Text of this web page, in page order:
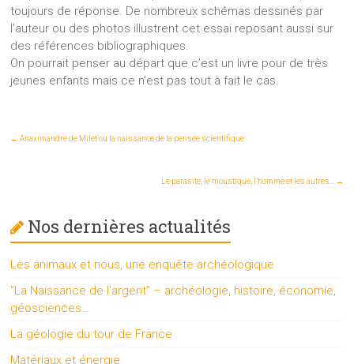
toujours de réponse. De nombreux schémas dessinés par
l’auteur ou des photos illustrent cet essai reposant aussi sur
des références bibliographiques.
On pourrait penser au départ que c’est un livre pour de très
jeunes enfants mais ce n’est pas tout à fait le cas.
← Anaximandre de Milet ou la naissance de la pensée scientifique
Le parasite, le moustique, l’homme et les autres… →
Nos dernières actualités
Les animaux et nous, une enquête archéologique
“La Naissance de l’argent” – archéologie, histoire, économie,
géosciences…
La géologie du tour de France
Matériaux et énergie